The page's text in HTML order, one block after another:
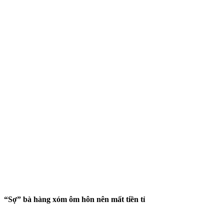
“Sợ” bà hàng xóm ôm hôn nên mất tiền tỉ